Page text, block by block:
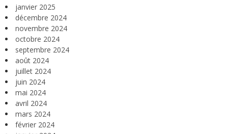
janvier 2025
décembre 2024
novembre 2024
octobre 2024
septembre 2024
août 2024
juillet 2024
juin 2024
mai 2024
avril 2024
mars 2024
février 2024